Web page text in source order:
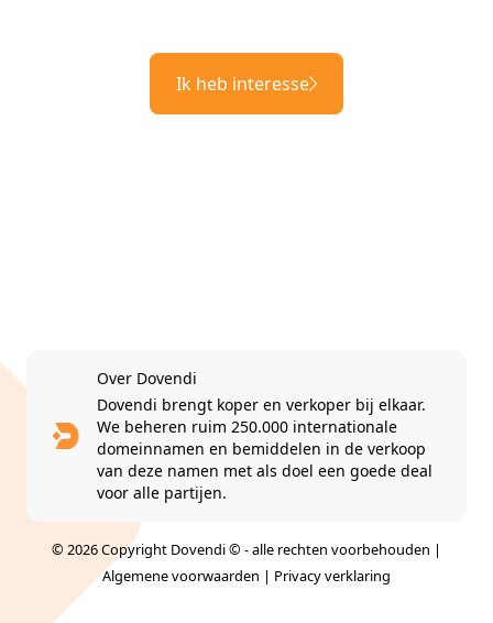
Ik heb interesse
Over Dovendi
Dovendi brengt koper en verkoper bij elkaar.
We beheren ruim 250.000 internationale
domeinnamen en bemiddelen in de verkoop
van deze namen met als doel een goede deal
voor alle partijen.
© 2026 Copyright Dovendi © - alle rechten voorbehouden |
Algemene voorwaarden | Privacy verklaring